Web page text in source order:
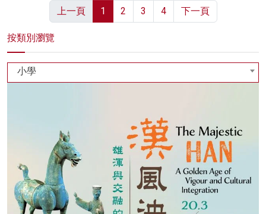
上一頁 1 2 3 4 下一頁
按類別瀏覽
小學